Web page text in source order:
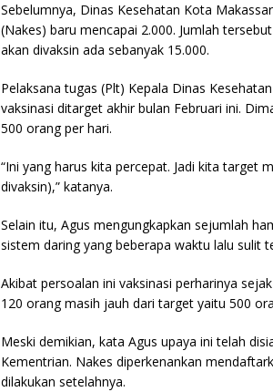
Sebelumnya, Dinas Kesehatan Kota
(Nakes) baru mencapai 2.000. Jumlah
akan divaksin ada sebanyak 15.000.
Pelaksana tugas (Plt) Kepala Dinas
vaksinasi ditarget akhir bulan Februari ini.
500 orang per hari.
“Ini yang harus kita percepat. Jadi kita target
divaksin),” katanya.
Selain itu, Agus mengungkapkan sejumlah
sistem daring yang beberapa waktu lalu sulit
Akibat persoalan ini vaksinasi perharinya
120 orang masih jauh dari target yaitu 500
Meski demikian, kata Agus upaya ini telah
Kementrian. Nakes diperkenankan
dilakukan setelahnya.